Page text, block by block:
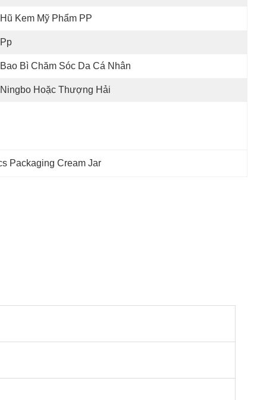
Hũ Kem Mỹ Phẩm PP
Pp
Bao Bì Chăm Sóc Da Cá Nhân
Ningbo Hoặc Thượng Hải
Packaging Cream Jar